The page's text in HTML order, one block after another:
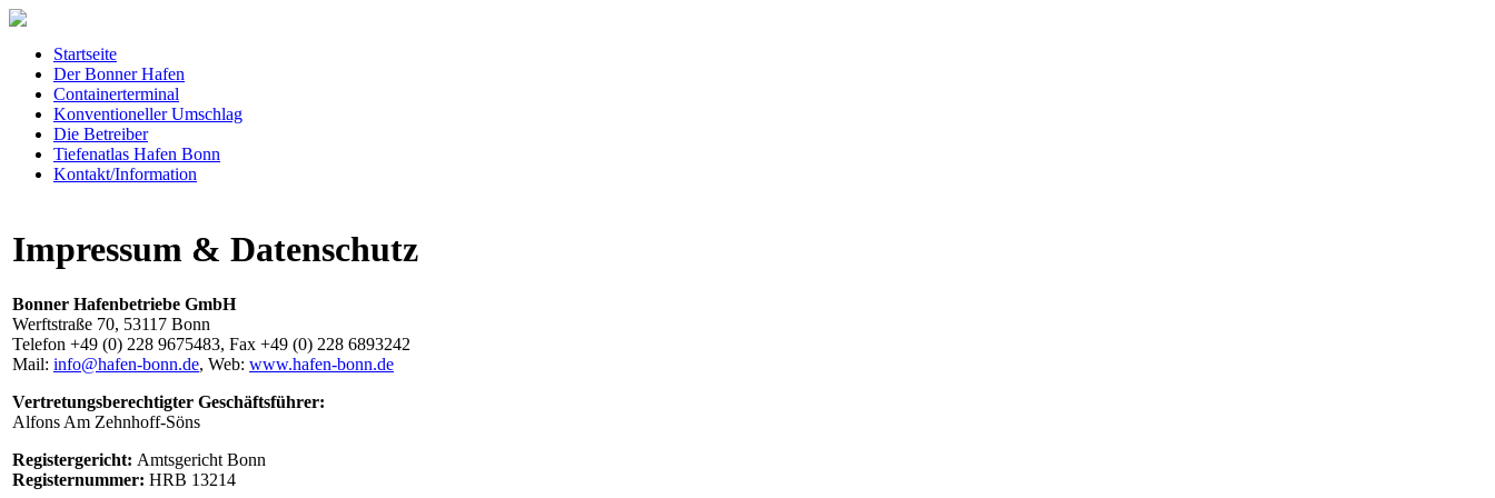
Startseite
Der Bonner Hafen
Containerterminal
Konventioneller Umschlag
Die Betreiber
Tiefenatlas Hafen Bonn
Kontakt/Information
Impressum & Datenschutz
Bonner Hafenbetriebe GmbH
Werftstraße 70, 53117 Bonn
Telefon +49 (0) 228 9675483, Fax +49 (0) 228 6893242
Mail: info@hafen-bonn.de, Web: www.hafen-bonn.de
Vertretungsberechtigter Geschäftsführer:
Alfons Am Zehnhoff-Söns
Registergericht: Amtsgericht Bonn
Registernummer: HRB 13214